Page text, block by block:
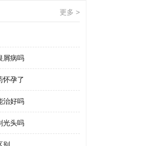
可以减轻症状。此外，
以减轻病情。除
更多 >
屑病吗
怀孕了
治好吗
光头吗